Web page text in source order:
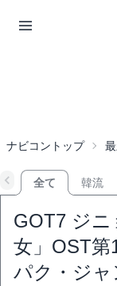
ナビコントップ
全て 韓流
GOT7 ジ
女」OST
パク・ジ